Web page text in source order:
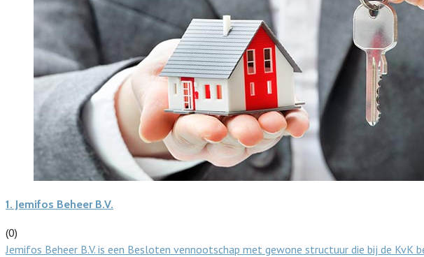
1. Jemifos Beheer B.V.
(0)
Jemifos Beheer B.V. is een Besloten vennootschap met gewone structuur die bij de KvK